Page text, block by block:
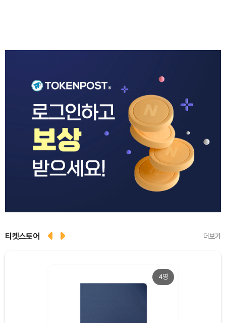
티켓스토어 더보기
4명